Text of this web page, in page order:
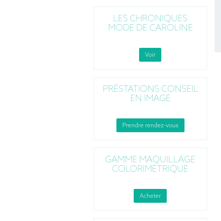
LES CHRONIQUES
MODE DE CAROLINE
Voir
PRÉSTATIONS CONSEIL
EN IMAGE
Prendre rendez-vous
GAMME MAQUILLAGE
COLORIMÉTRIQUE
Acheter